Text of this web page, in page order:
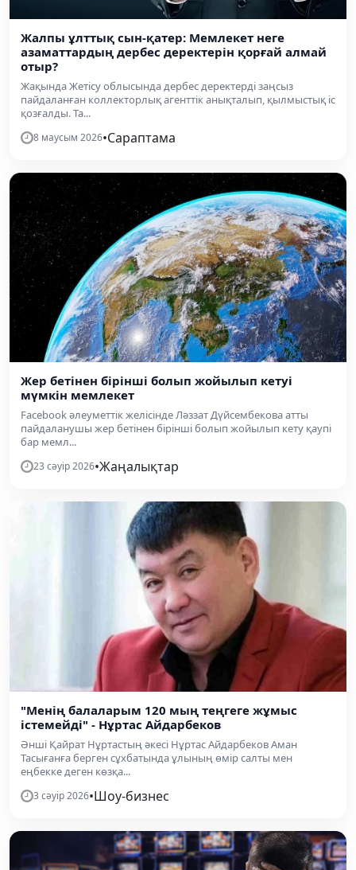
Жалпы ұлттық сын-қатер: Мемлекет неге
азаматтардың дербес деректерін қорғай алмай
отыр?
Жақында Жетісу облысында дербес деректерді заңсыз
пайдаланған коллекторлық агенттік анықталып, қылмыстық іс
қозғалды. Та...
8 маусым 2026•Сараптама
Жер бетінен бірінші болып жойылып кетуі
мүмкін мемлекет
Facebook әлеуметтік желісінде Ләззат Дүйсембекова атты
пайдаланушы жер бетінен бірінші болып жойылып кету қаупі
бар мемл...
23 сәуір 2026•Жаңалықтар
"Менің балаларым 120 мың теңгеге жұмыс
істемейді" - Нұртас Айдарбеков
Әнші Қайрат Нұртастың әкесі Нұртас Айдарбеков Аман
Тасығанға берген сұхбатында ұлының өмір салты мен
еңбекке деген көзқа...
3 сәуір 2026•Шоу-бизнес